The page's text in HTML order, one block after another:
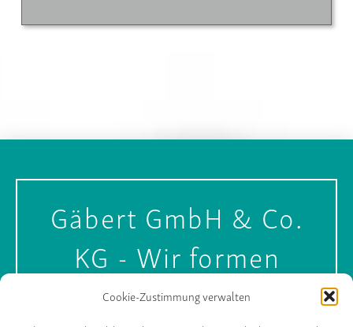
Cookie-Zustimmung verwalten
Gäbert GmbH & Co.
KG - Wir formen
Kunststoff.